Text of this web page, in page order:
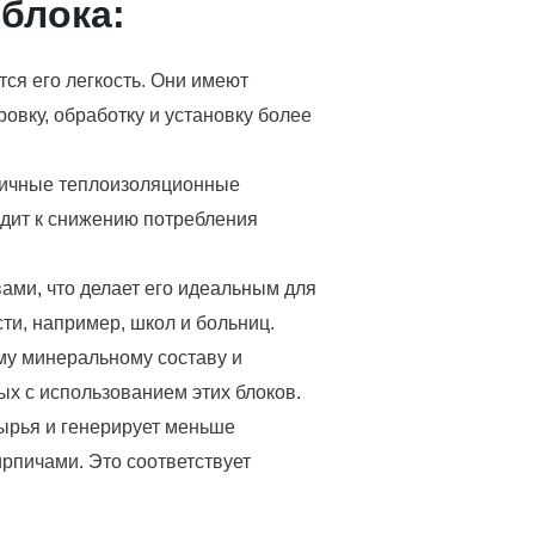
его легкость. Они имеют
обработку и установку более
теплоизоляционные
к снижению потребления
что делает его идеальным для
например, школ и больниц.
минеральному составу и
с использованием этих блоков.
и генерирует меньше
Это соответствует